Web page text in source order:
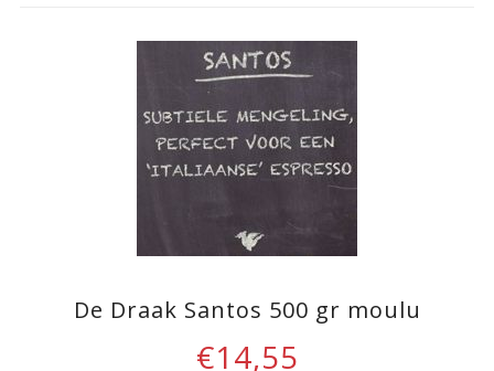
De Draak Santos 500 gr moulu
€14,55